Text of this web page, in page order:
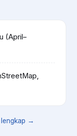
(April–
lengkap →